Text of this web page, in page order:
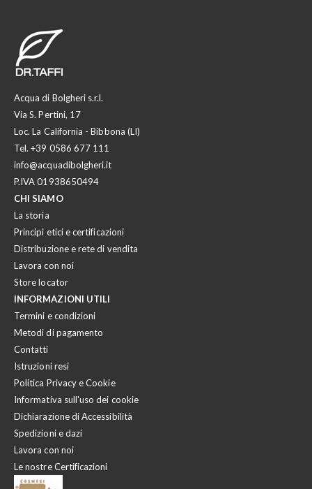
Acqua di Bolgheri s.r.l.
Via S. Pertini, 17
Loc. La California - Bibbona (LI)
Tel.+39 0586 677 111
info@acquadibolgheri.it
P.IVA 01938650494
CHI SIAMO
La storia
Principi etici e certificazioni
Distribuzione e rete di vendita
Lavora con noi
Store locator
INFORMAZIONI UTILI
Termini e condizioni
Metodi di pagamento
Contatti
Istruzioni resi
Politica Privacy e Cookie
Informativa sull'uso dei cookie
Dichiarazione di Accessibilità
Spedizioni e dazi
Lavora con noi
Le nostre Certificazioni